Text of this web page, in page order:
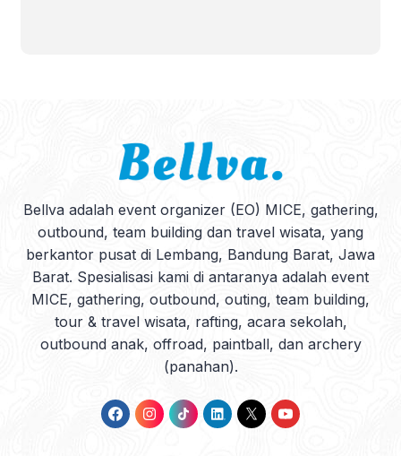
Bellva adalah event organizer (EO) MICE, gathering,
outbound, team building dan travel wisata, yang
berkantor pusat di Lembang, Bandung Barat, Jawa
Barat. Spesialisasi kami di antaranya adalah event
MICE, gathering, outbound, outing, team building,
tour & travel wisata, rafting, acara sekolah,
outbound anak, offroad, paintball, dan archery
(panahan).